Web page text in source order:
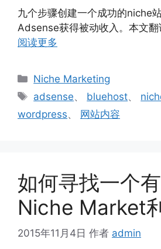
九个步骤创建一个成功的niche
Adsense获得被动收入。本文
阅读更多
分
Niche Marketing
标
签
adsense、 bluehost、
wordpress、 网站内容
如何寻找一个
Niche Market
2015年11月4日 作者 admin